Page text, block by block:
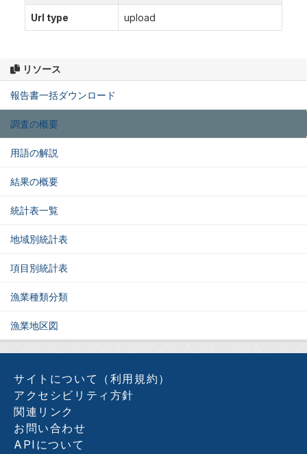
リソース
報告書一括ダウンロード
調査の概要
用語の解説
結果の概要
統計表一覧
地域別統計表
項目別統計表
漁業種類分類
漁業地区図
Url type upload
サイトについて（利用規約）
アクセシビリティ方針
関連リンク
お問い合わせ
APIについて